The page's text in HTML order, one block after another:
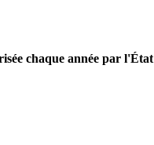
chaque année par l'État